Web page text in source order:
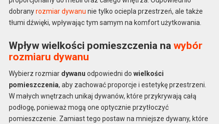
dobranyrozmiar dywanu nie tylko ociepla przestrzeń, ale także
tłumi dźwięki, wpływając tym samym na komfort użytkowania.
Wpływ wielkości pomieszczenia na wybór
rozmiaru dywanu
Wybierz rozmiar dywanu odpowiedni do wielkości
pomieszczenia, aby zachować proporcje i estetykę przestrzeni.
W małych wnętrzach unikaj dywanów, które przykrywają całą
podłogę, ponieważ mogą one optycznie przytłoczyć
pomieszczenie. Zamiast tego postaw na mniejsze dywany, które